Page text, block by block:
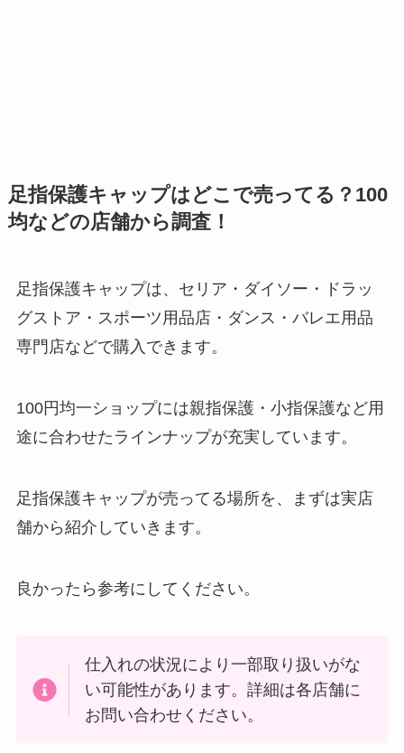
足指保護キャップはどこで売ってる？100
均などの店舗から調査！
足指保護キャップは、セリア・ダイソー・ドラッ
グストア・スポーツ用品店・ダンス・バレエ用品
専門店などで購入できます。
100円均一ショップには親指保護・小指保護など用
途に合わせたラインナップが充実しています。
足指保護キャップが売ってる場所を、まずは実店
舗から紹介していきます。
良かったら参考にしてください。
仕入れの状況により一部取り扱いがな
い可能性があります。詳細は各店舗に
お問い合わせください。